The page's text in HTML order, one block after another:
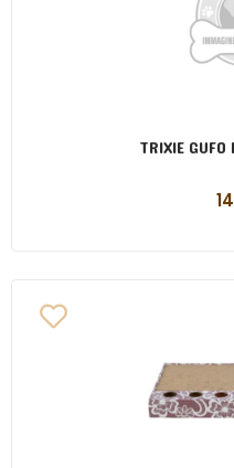
TRIXIE